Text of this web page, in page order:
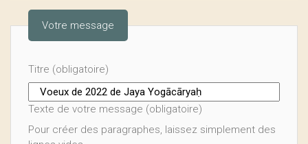
Votre message
Titre (obligatoire)
Texte de votre message (obligatoire)
Pour créer des paragraphes, laissez simplement des